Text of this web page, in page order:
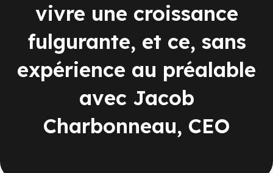
vivre une croissance
fulgurante, et ce, sans
expérience au préalable
avec Jacob
Charbonneau, CEO